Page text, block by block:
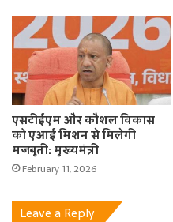
एसटीईएम और कौशल विकास
को एआई मिशन से मिलेगी
मजबूती: मुख्यमंत्री
February 11, 2026
Leave a Reply